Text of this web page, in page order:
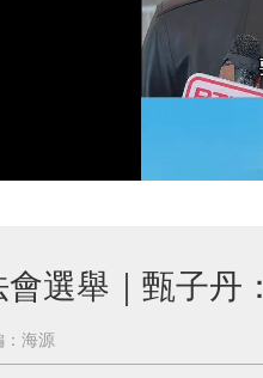
會選舉｜甄子
：海源